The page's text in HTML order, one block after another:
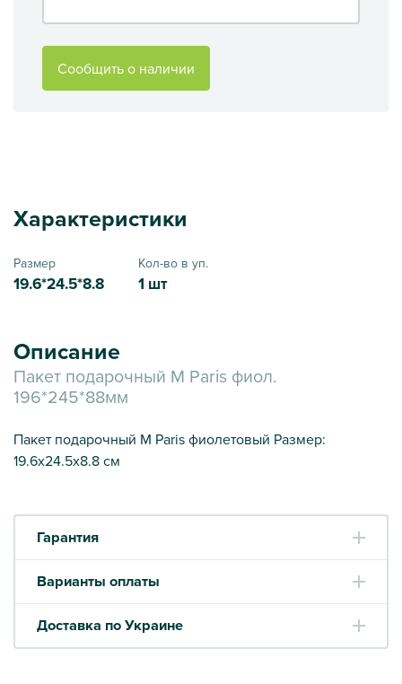
Сообщить о наличии
Характеристики
Размер
19.6*24.5*8.8
Кол-во в уп.
1 шт
Описание
Пакет подарочный M Paris фиол.
196*245*88мм
Пакет подарочный M Paris фиолетовый Размер:
19.6х24.5х8.8 см
Гарантия
Варианты оплаты
Доставка по Украине